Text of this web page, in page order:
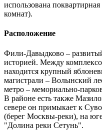
использована поквартирная
комнат).
Расположение
Фили-Давыдково –
историей. Между
находится крупный
магистрали – Волынский
метро – мемориально-
В районе есть также
севере он примыкает к
(берег Москвы-реки), на
"Долина реки Сетунь".